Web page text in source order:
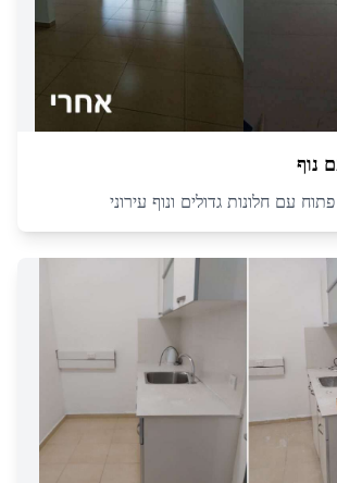
נוף
עם חלונות גדולים ונוף עירוני